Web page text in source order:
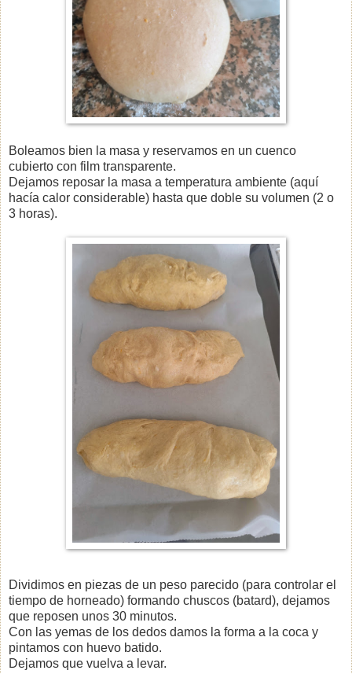
Boleamos bien la masa y reservamos en un cuenco
cubierto con film transparente.
Dejamos reposar la masa a temperatura ambiente (aquí
hacía calor considerable) hasta que doble su volumen (2 o
3 horas).
Dividimos en piezas de un peso parecido (para controlar el
tiempo de horneado) formando chuscos (batard), dejamos
que reposen unos 30 minutos.
Con las yemas de los dedos damos la forma a la coca y
pintamos con huevo batido.
Dejamos que vuelva a levar.